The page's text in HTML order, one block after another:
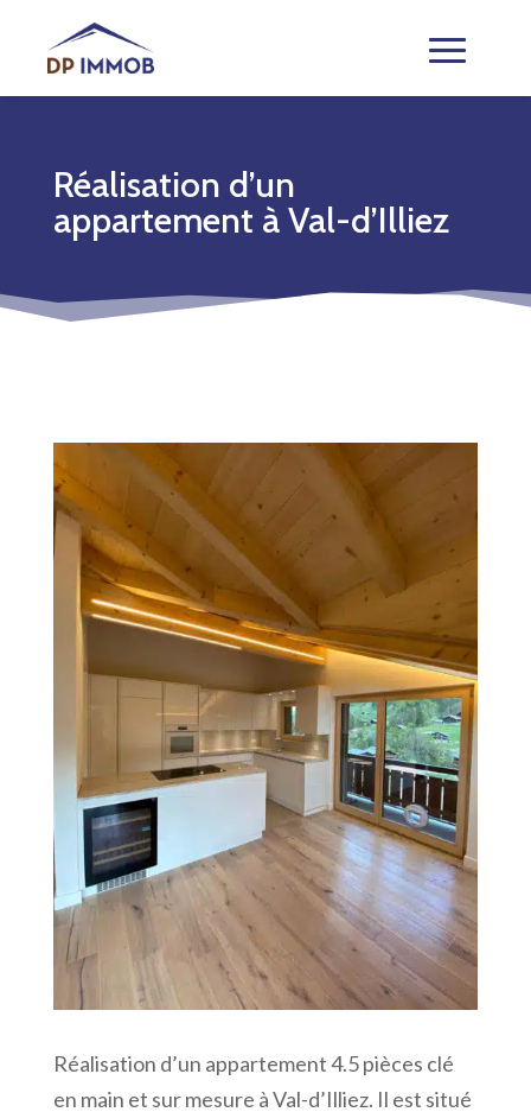
Réalisation d’un
appartement à Val-d’Illiez
Réalisation d’un appartement 4.5 pièces clé
en main et sur mesure à Val-d’Illiez. Il est situé